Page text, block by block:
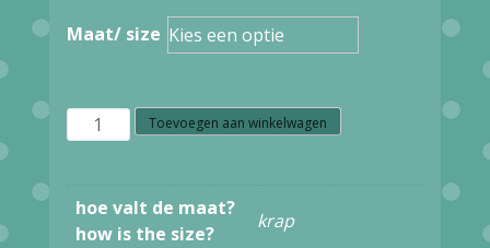
Maat/ size
S38.32
LONG
Toevoegen aan winkelwagen
hoe valt de maat?
how is the size?
krap